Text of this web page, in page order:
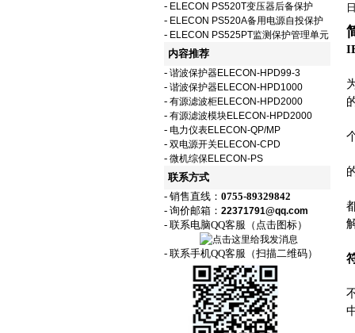
- ELECON PS520T变压器后备保护
- ELECON PS520A备用电源自投保护
- ELECON PS525PT监测保护管理单元
内容推荐
- 谐波保护器ELECON-HPD99-3
- 谐波保护器ELECON-HPD1000
- 有源滤波柜ELECON-HPD2000
- 有源滤波模块ELECON-HPD2000
- 电力仪表ELECON-QP/MP
- 双电源开关ELECON-CPD
- 微机综保ELECON-PS
联系方式
- 销售直线： 0755-89329842
- 询价邮箱： 22371791@qq.com
- 联系电脑QQ客服（点击图标）
- 联系手机QQ客服（扫描二维码）